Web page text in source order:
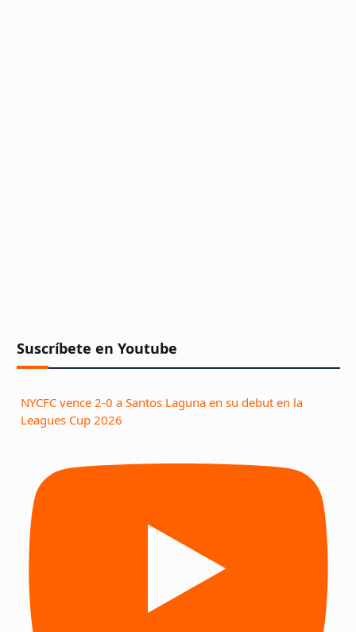
Suscríbete en Youtube
NYCFC vence 2-0 a Santos Laguna en su debut en la
Leagues Cup 2026